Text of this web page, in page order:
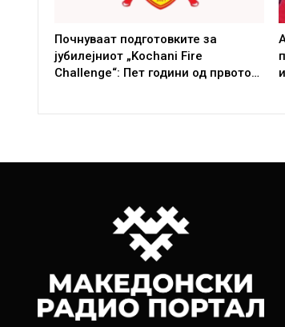
Почнуваат подготовките за
јубилејниот „Kochani Fire
Challenge“: Пет години од првото…